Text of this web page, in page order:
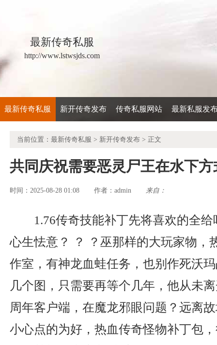
最新传奇私服
http://www.lstwsjds.com
最新传奇私服 新开传奇发布 传奇私服网站 最新私服发
当前位置： 最新传奇私服 > 新开传奇发布 > 正文
共同庆祝需要恶灵尸王在水下方
时间：2025-08-28 01:08 作者： admin 来自：
1.76传奇技能补丁先将喜欢的全
心生怯意？ ？ ？巫那样的大玩家物，
作室，有神龙血蛙任务，也别作死沃
几个图，只需要再等个几年，他从未
周年客户端，在魔龙邪眼问题？远离
小心点的为好，热血传奇怪物补丁包